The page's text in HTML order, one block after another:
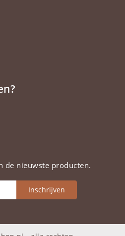
de nieuwste producten.
Inschrijven